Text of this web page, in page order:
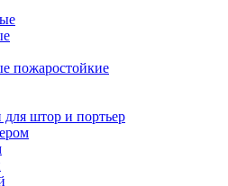
пожаростойкие
для штор и портьер